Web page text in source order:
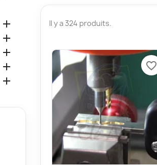





Il y a 324 produits.
favorite_border